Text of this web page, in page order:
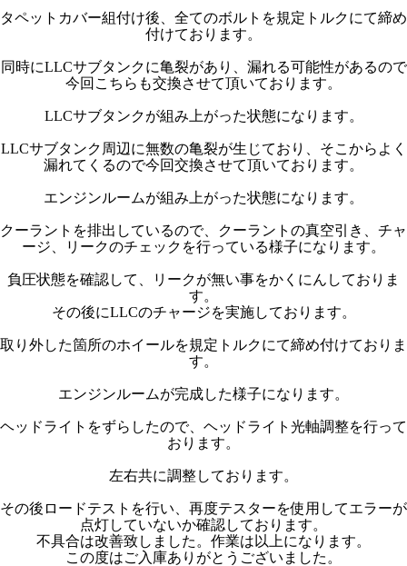
タペットカバー組付け後、全てのボルトを規定トルクにて締め
付けております。
同時にLLCサブタンクに亀裂があり、漏れる可能性があるので
今回こちらも交換させて頂いております。
LLCサブタンクが組み上がった状態になります。
LLCサブタンク周辺に無数の亀裂が生じており、そこからよく
漏れてくるので今回交換させて頂いております。
エンジンルームが組み上がった状態になります。
クーラントを排出しているので、クーラントの真空引き、チャ
ージ、リークのチェックを行っている様子になります。
負圧状態を確認して、リークが無い事をかくにんしておりま
す。
その後にLLCのチャージを実施しております。
取り外した箇所のホイールを規定トルクにて締め付けておりま
す。
エンジンルームが完成した様子になります。
ヘッドライトをずらしたので、ヘッドライト光軸調整を行って
おります。
左右共に調整しております。
その後ロードテストを行い、再度テスターを使用してエラーが
点灯していないか確認しております。
不具合は改善致しました。作業は以上になります。
この度はご入庫ありがとうございました。